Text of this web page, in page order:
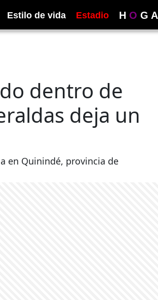
Estilo de vida Estadio H O G A
dentro de
deja un
en Quinindé, provincia de